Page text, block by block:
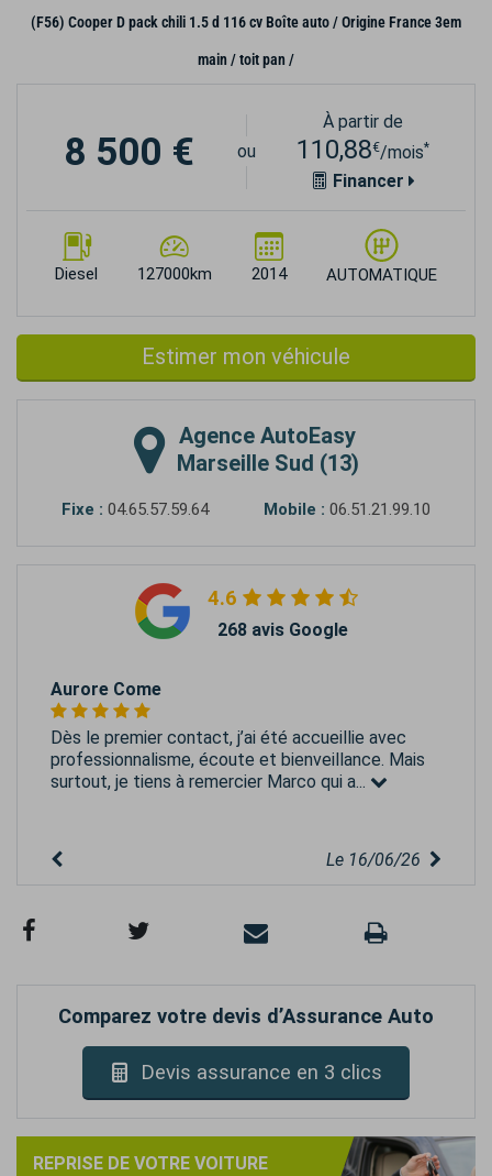
(F56) Cooper D pack chili 1.5 d 116 cv Boîte auto / Origine France 3em
main / toit pan /
Diesel 127000km 2014 AUTOMATIQUE
8 500 € ou
À partir de
110,88€/mois*
Financer
Estimer mon véhicule
Agence AutoEasy
Marseille Sud (13)
Fixe : 04.65.57.59.64 Mobile : 06.51.21.99.10
4.6
268 avis Google
Aurore Come
Dès le premier contact, j’ai été accueillie avec
professionnalisme, écoute et bienveillance. Mais
surtout, je tiens à remercier Marco qui a...
Le 16/06/26
Comparez votre devis d’Assurance Auto
Devis assurance en 3 clics
REPRISE DE VOTRE VOITURE